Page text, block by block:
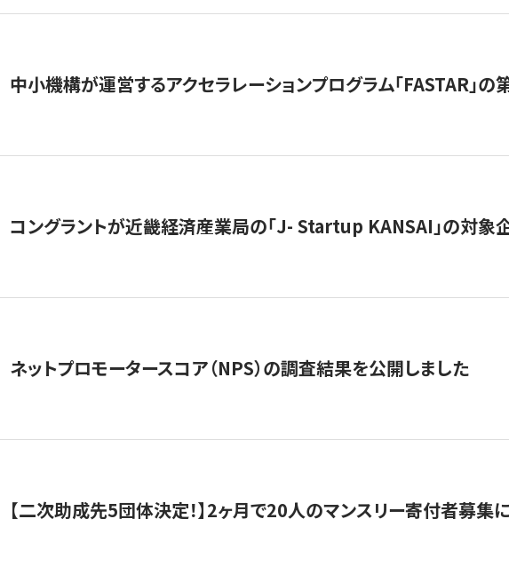
中小機構が運営するアクセラレーションプログラム「FASTAR」
コングラントが近畿経済産業局の「J- Startup KANSAI」の対象
ネットプロモータースコア（NPS）の調査結果を公開しました
【二次助成先5団体決定！】2ヶ月で20人のマンスリー寄付者募集